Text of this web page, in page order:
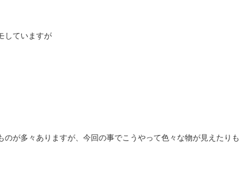
していますが
が多々ありますが、今回の事でこうやって色々な物が見えたりも